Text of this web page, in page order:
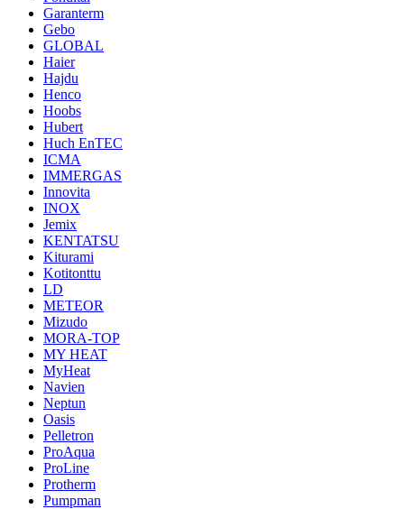
Garanterm
Gebo
GLOBAL
Haier
Hajdu
Henco
Hoobs
Hubert
Huch EnTEC
ICMA
IMMERGAS
Innovita
INOX
Jemix
KENTATSU
Kiturami
Kotitonttu
LD
METEOR
Mizudo
MORA-TOP
MY HEAT
MyHeat
Navien
Neptun
Oasis
Pelletron
ProAqua
ProLine
Protherm
Pumpman